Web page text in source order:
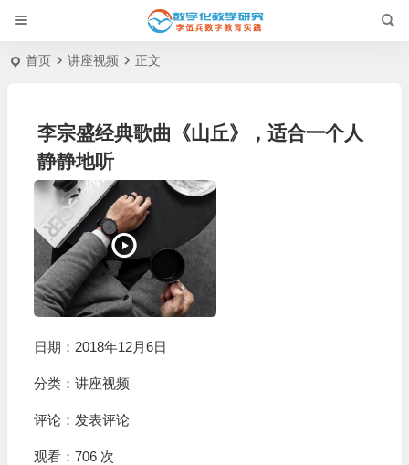
首页 讲座视频 正文
李宗盛经典歌曲《山丘》，适合一个人
静静地听
日期：2018年12月6日
分类： 讲座视频
评论： 发表评论
观看：706 次